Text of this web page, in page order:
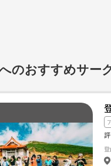
のおすすめサー